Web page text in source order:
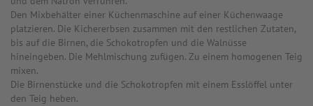
Den Mixbehälter einer Küchenmaschine auf einer Küchenwaage
platzieren. Die Kichererbsen zusammen mit den restlichen Zutaten,
bis auf die Birnen, die Schokotropfen und die Walnüsse
hineingeben. Die Mehlmischung zufügen. Zu einem homogenen Teig
mixen.
Die Birnenstücke und die Schokotropfen mit einem Esslöffel unter
den Teig heben.